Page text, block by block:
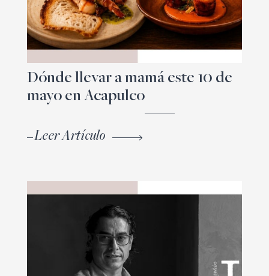
Dónde llevar a mamá este 10 de
mayo en Acapulco
Leer Artículo